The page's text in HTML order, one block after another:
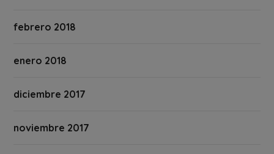
febrero 2018
enero 2018
diciembre 2017
noviembre 2017